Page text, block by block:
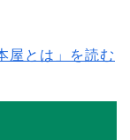
屋とは」を読む